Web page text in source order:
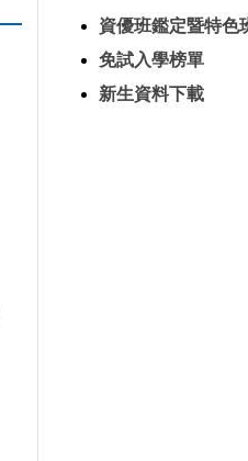
資優班鑑定暨特色
免試入學榜單
新生資料下載